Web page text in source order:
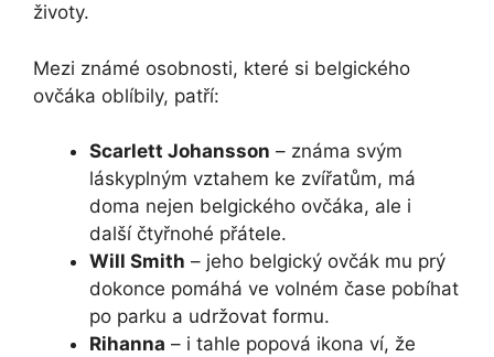
životy.
Mezi známé​ osobnosti, které si belgického
ovčáka oblíbily, patří:
Scarlett Johansson –‌ známa svým
láskyplným vztahem ke zvířatům, má
‍doma nejen belgického ovčáka, ale i
další čtyřnohé přátele.
Will ‍Smith – jeho belgický ovčák mu prý
dokonce pomáhá ve volném⁣ čase pobíhat‌
po parku a udržovat formu.
Rihanna – i​ tahle popová ikona ví, že